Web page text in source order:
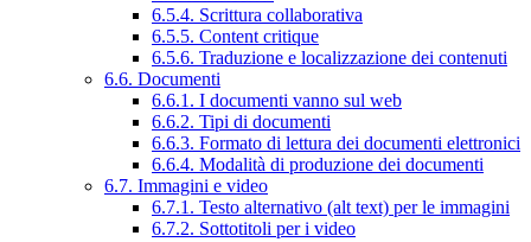
6.5.4. Scrittura collaborativa
6.5.5. Content critique
6.5.6. Traduzione e localizzazione dei contenuti
6.6. Documenti
6.6.1. I documenti vanno sul web
6.6.2. Tipi di documenti
6.6.3. Formato di lettura dei documenti elettronici
6.6.4. Modalità di produzione dei documenti
6.7. Immagini e video
6.7.1. Testo alternativo (alt text) per le immagini
6.7.2. Sottotitoli per i video